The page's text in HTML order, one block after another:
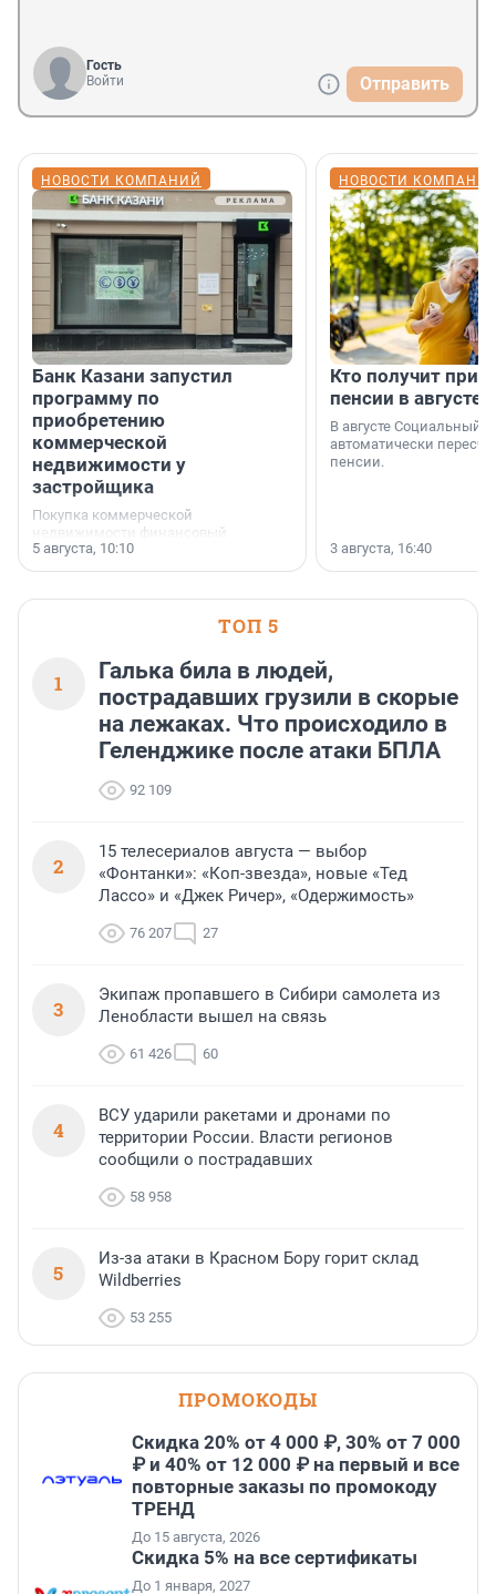
Гость
Войти
Отправить
НОВОСТИ КОМПАНИЙ
Банк Казани запустил
программу по
приобретению
коммерческой
недвижимости у
застройщика
Покупка коммерческой
недвижимости финансовый
инструмент, доступный для многих
предпринимателей. Будь то новый
или готовый арендный бизнес —
успех сделки зависит от правильного
5 августа, 10:10
НОВОСТИ
Кто получит
пенсии в августе
В августе Социальный
автоматически
пенсии.
3 августа, 16:40
ТОП 5
1
Галька била в людей,
пострадавших грузили в скорые
на лежаках. Что происходило в
Геленджике после атаки БПЛА
92 109
2
15 телесериалов августа — выбор
«Фонтанки»: «Коп-звезда», новые «Тед
Лассо» и «Джек Ричер», «Одержимость»
76 207 27
3
Экипаж пропавшего в Сибири самолета из
Ленобласти вышел на связь
61 426 60
4
ВСУ ударили ракетами и дронами по
территории России. Власти регионов
сообщили о пострадавших
58 958
5
Из-за атаки в Красном Бору горит склад
Wildberries
53 255
ПРОМОКОДЫ
Скидка 20% от 4 000 ₽, 30% от 7 000
₽ и 40% от 12 000 ₽ на первый и все
повторные заказы по промокоду
ТРЕНД
До 15 августа, 2026
Скидка 5% на все сертификаты
До 1 января, 2027